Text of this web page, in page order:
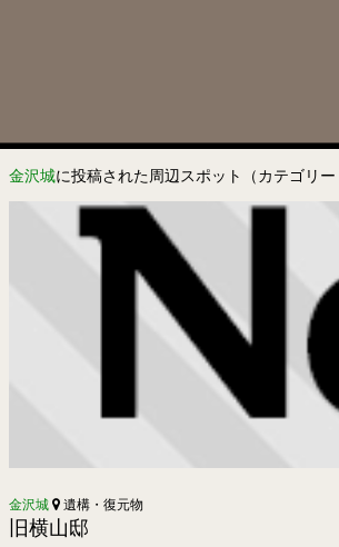
金沢城に投稿された周辺スポット（カテゴリ
金沢城 遺構・復元物
旧横山邸